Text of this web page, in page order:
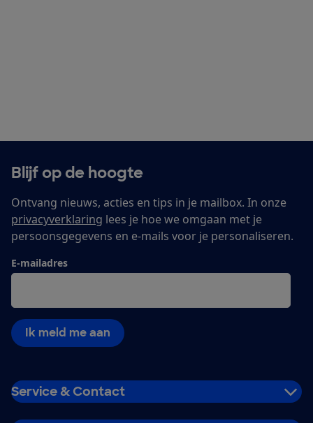
Blijf op de hoogte
Ontvang nieuws, acties en tips in je mailbox. In onze
privacyverklaring lees je hoe we omgaan met je
persoonsgegevens en e-mails voor je personaliseren.
E-mailadres
Ik meld me aan
Service & Contact